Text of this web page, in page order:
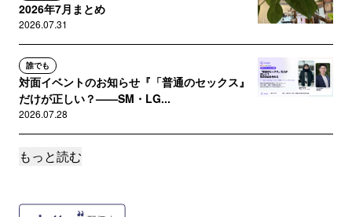
2026年7月まとめ
2026.07.31
誰でも
対面イベントのお知らせ『「普通のセックス』
だけが正しい？——SM・LG...
2026.07.28
誰でも
2026.06.26
もっと読む